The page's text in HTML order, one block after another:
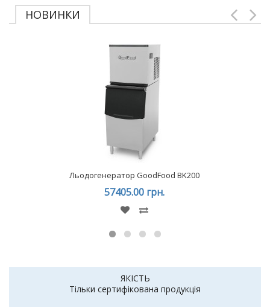
НОВИНКИ
Льодогенератор GoodFood BK200
57405.00 грн.
ЯКІСТЬ
Тільки сертифікована продукція